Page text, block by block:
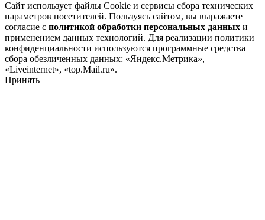
Сайт использует файлы Cookie и сервисы сбора технических
параметров посетителей. Пользуясь сайтом, вы выражаете
согласие с политикой обработки персональных данных и
применением данных технологий. Для реализации политики
конфиденциальности используются программные средства
сбора обезличенных данных: «Яндекс.Метрика»,
«Liveinternet», «top.Mail.ru».
Принять